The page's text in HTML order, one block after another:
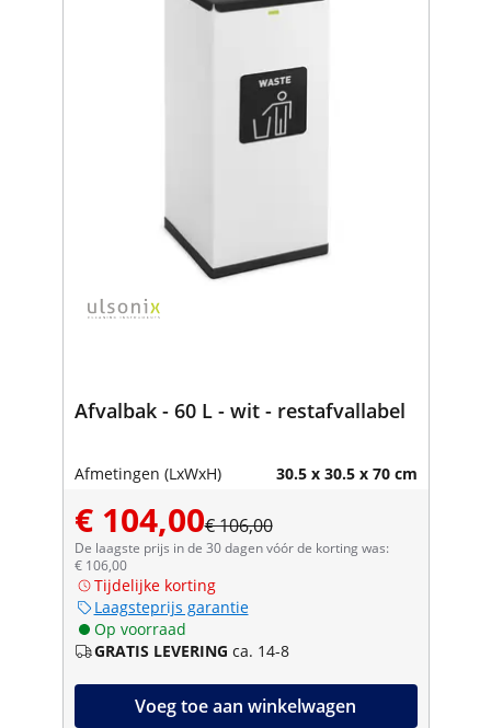
Afvalbak - 60 L - wit - restafvallabel
Afmetingen (LxWxH) 30.5 x 30.5 x 70 cm
€ 104,00€ 106,00
De laagste prijs in de 30 dagen vóór de korting was:
€ 106,00
Tijdelijke korting
Laagsteprijs garantie
Op voorraad
GRATIS LEVERING ca. 14-8
Voeg toe aan winkelwagen